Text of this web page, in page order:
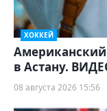
ХОККЕЙ
в Астану.
08 августа 2026 15:56